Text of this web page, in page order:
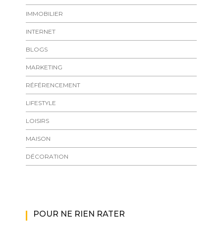
IMMOBILIER
INTERNET
BLOGS
MARKETING
RÉFÉRENCEMENT
LIFESTYLE
LOISIRS
MAISON
DÉCORATION
POUR NE RIEN RATER